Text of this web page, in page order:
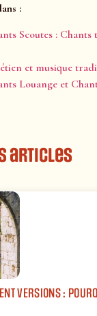
:
Scoutes :
et musique
Louange et
articles
VERSIONS :